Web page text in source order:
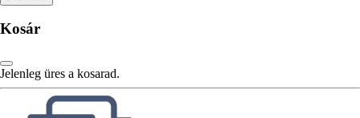
Kosár
Jelenleg üres a kosarad.